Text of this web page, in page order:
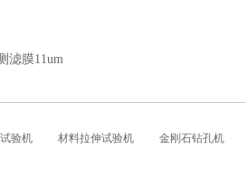
滤膜11um
验机 材料拉伸试验机 金刚石钻孔机